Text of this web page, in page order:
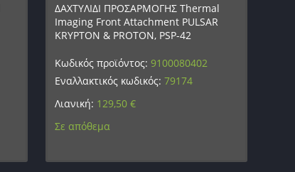
ΔΑΧΤΥΛΙΔΙ ΠΡΟΣΑΡΜΟΓΗΣ Thermal
Imaging Front Attachment PULSAR
KRYPTON & PROTON, PSP-42
Κωδικός προϊόντος: 9100080402
Εναλλακτικός κωδικός: 79174
Λιανική: 129,50 €
Σε απόθεμα